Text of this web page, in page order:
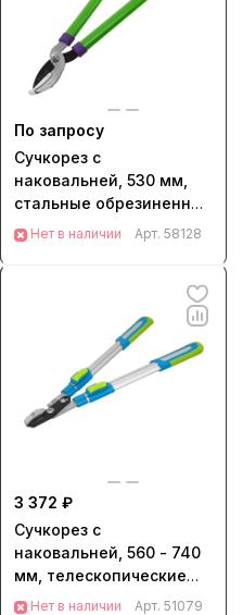
По запросу
Сучкорез с
наковальней, 530 мм,
стальные обрезиненные
рукоятки, Palisad (60571)
Нет в наличии Арт. 58128
3 372 ₽
Сучкорез с
наковальней, 560 - 740
мм, телескопические
алюминиевые рукоятки,
Нет в наличии Арт. 51079